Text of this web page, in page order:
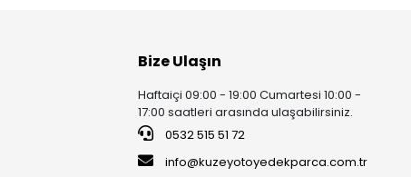
Bize Ulaşın
Haftaiçi 09:00 - 19:00 Cumartesi 10:00 -
17:00 saatleri arasında ulaşabilirsiniz.
0532 515 51 72
info@kuzeyotoyedekparca.com.tr